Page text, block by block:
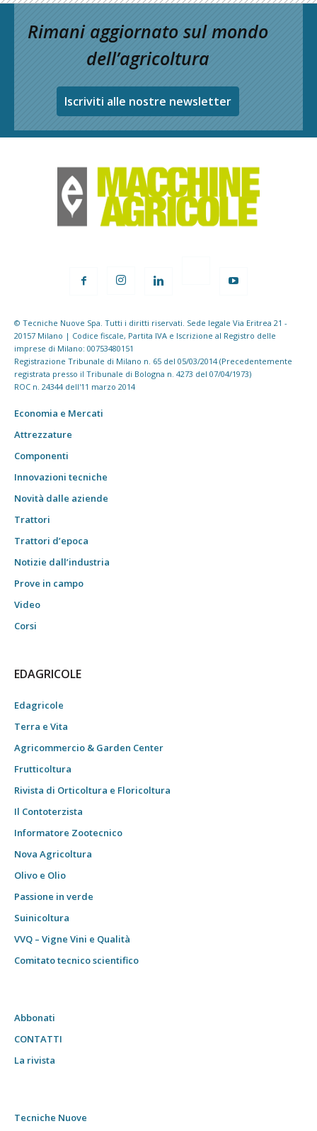
Rimani aggiornato sul mondo
dell’agricoltura
Iscriviti alle nostre newsletter
© Tecniche Nuove Spa. Tutti i diritti riservati. Sede legale Via Eritrea 21 -
20157 Milano | Codice fiscale, Partita IVA e Iscrizione al Registro delle
imprese di Milano: 00753480151
Registrazione Tribunale di Milano n. 65 del 05/03/2014 (Precedentemente
registrata presso il Tribunale di Bologna n. 4273 del 07/04/1973)
ROC n. 24344 dell'11 marzo 2014
Economia e Mercati
Attrezzature
Componenti
Innovazioni tecniche
Novità dalle aziende
Trattori
Trattori d’epoca
Notizie dall’industria
Prove in campo
Video
Corsi
EDAGRICOLE
Edagricole
Terra e Vita
Agricommercio & Garden Center
Frutticoltura
Rivista di Orticoltura e Floricoltura
Il Contoterzista
Informatore Zootecnico
Nova Agricoltura
Olivo e Olio
Passione in verde
Suinicoltura
VVQ – Vigne Vini e Qualità
Comitato tecnico scientifico
Abbonati
CONTATTI
La rivista
Tecniche Nuove